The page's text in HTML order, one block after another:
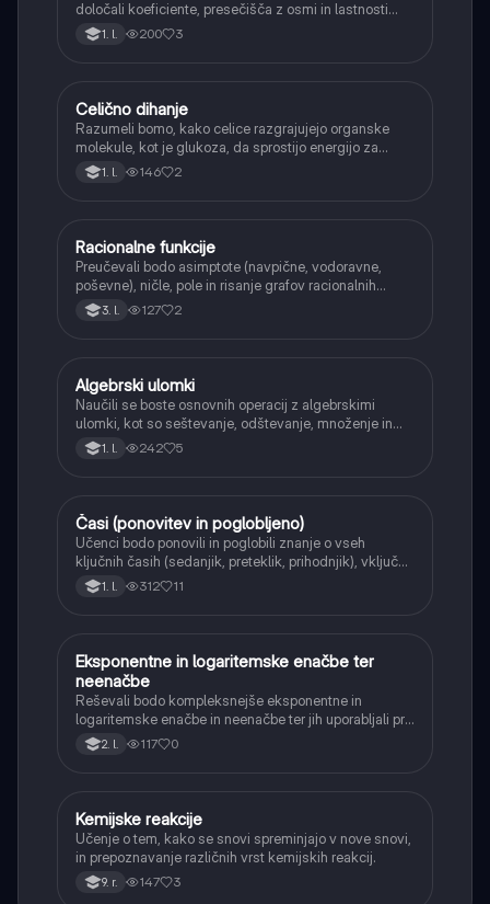
določali koeficiente, presečišča z osmi in lastnosti
(naraščanje/padanje).
1. l. 200 3
Biologija
Celično dihanje
Razumeli bomo, kako celice razgrajujejo organske
molekule, kot je glukoza, da sprostijo energijo za
svoje delovanje.
1. l. 146 2
Matematika
Racionalne funkcije
Preučevali bodo asimptote (navpične, vodoravne,
poševne), ničle, pole in risanje grafov racionalnih
funkcij.
3. l. 127 2
Matematika
Algebrski ulomki
Naučili se boste osnovnih operacij z algebrskimi
ulomki, kot so seštevanje, odštevanje, množenje in
deljenje.
1. l. 242 5
Angleščina
Časi (ponovitev in poglobljeno)
Učenci bodo ponovili in poglobili znanje o vseh
ključnih časih (sedanjik, preteklik, prihodnjik), vključno
s Perfect tenses (Present Perfect Continuous, Past
Perfect, Future Perfect) in njihovo uporabo.
1. l. 312 11
Matematika
Eksponentne in logaritemske enačbe ter
neenačbe
Reševali bodo kompleksnejše eksponentne in
logaritemske enačbe in neenačbe ter jih uporabljali pri
reševanju praktičnih problemov.
2. l. 117 0
Naravoslovje
Kemijske reakcije
Učenje o tem, kako se snovi spreminjajo v nove snovi,
in prepoznavanje različnih vrst kemijskih reakcij.
9. r. 147 3